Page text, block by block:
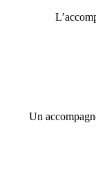
Un